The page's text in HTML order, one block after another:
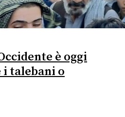
è oggi
talebani o